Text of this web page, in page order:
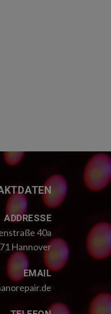
ADDRESSE
40a
Hannover
EMAIL